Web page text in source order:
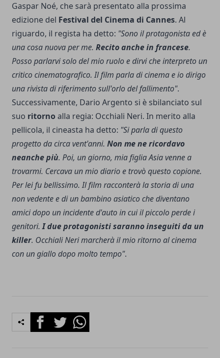
Gaspar Noé, che sarà presentato alla prossima
edizione del Festival del Cinema di Cannes. Al
riguardo, il regista ha detto: "Sono il protagonista ed è
una cosa nuova per me. Recito anche in francese.
Posso parlarvi solo del mio ruolo e dirvi che interpreto un
critico cinematografico. Il film parla di cinema e io dirigo
una rivista di riferimento sull'orlo del fallimento".
Successivamente, Dario Argento si è sbilanciato sul
suo ritorno alla regia: Occhiali Neri. In merito alla
pellicola, il cineasta ha detto: "Si parla di questo
progetto da circa vent'anni. Non me ne ricordavo
neanche più. Poi, un giorno, mia figlia Asia venne a
trovarmi. Cercava un mio diario e trovò questo copione.
Per lei fu bellissimo. Il film racconterà la storia di una
non vedente e di un bambino asiatico che diventano
amici dopo un incidente d'auto in cui il piccolo perde i
genitori.I due protagonisti saranno inseguiti da un
killer. Occhiali Neri marcherà il mio ritorno al cinema
con un giallo dopo molto tempo".
FacebookTwitterWhatsapp